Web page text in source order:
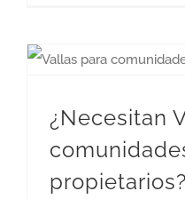
¿Necesitan
propietarios?